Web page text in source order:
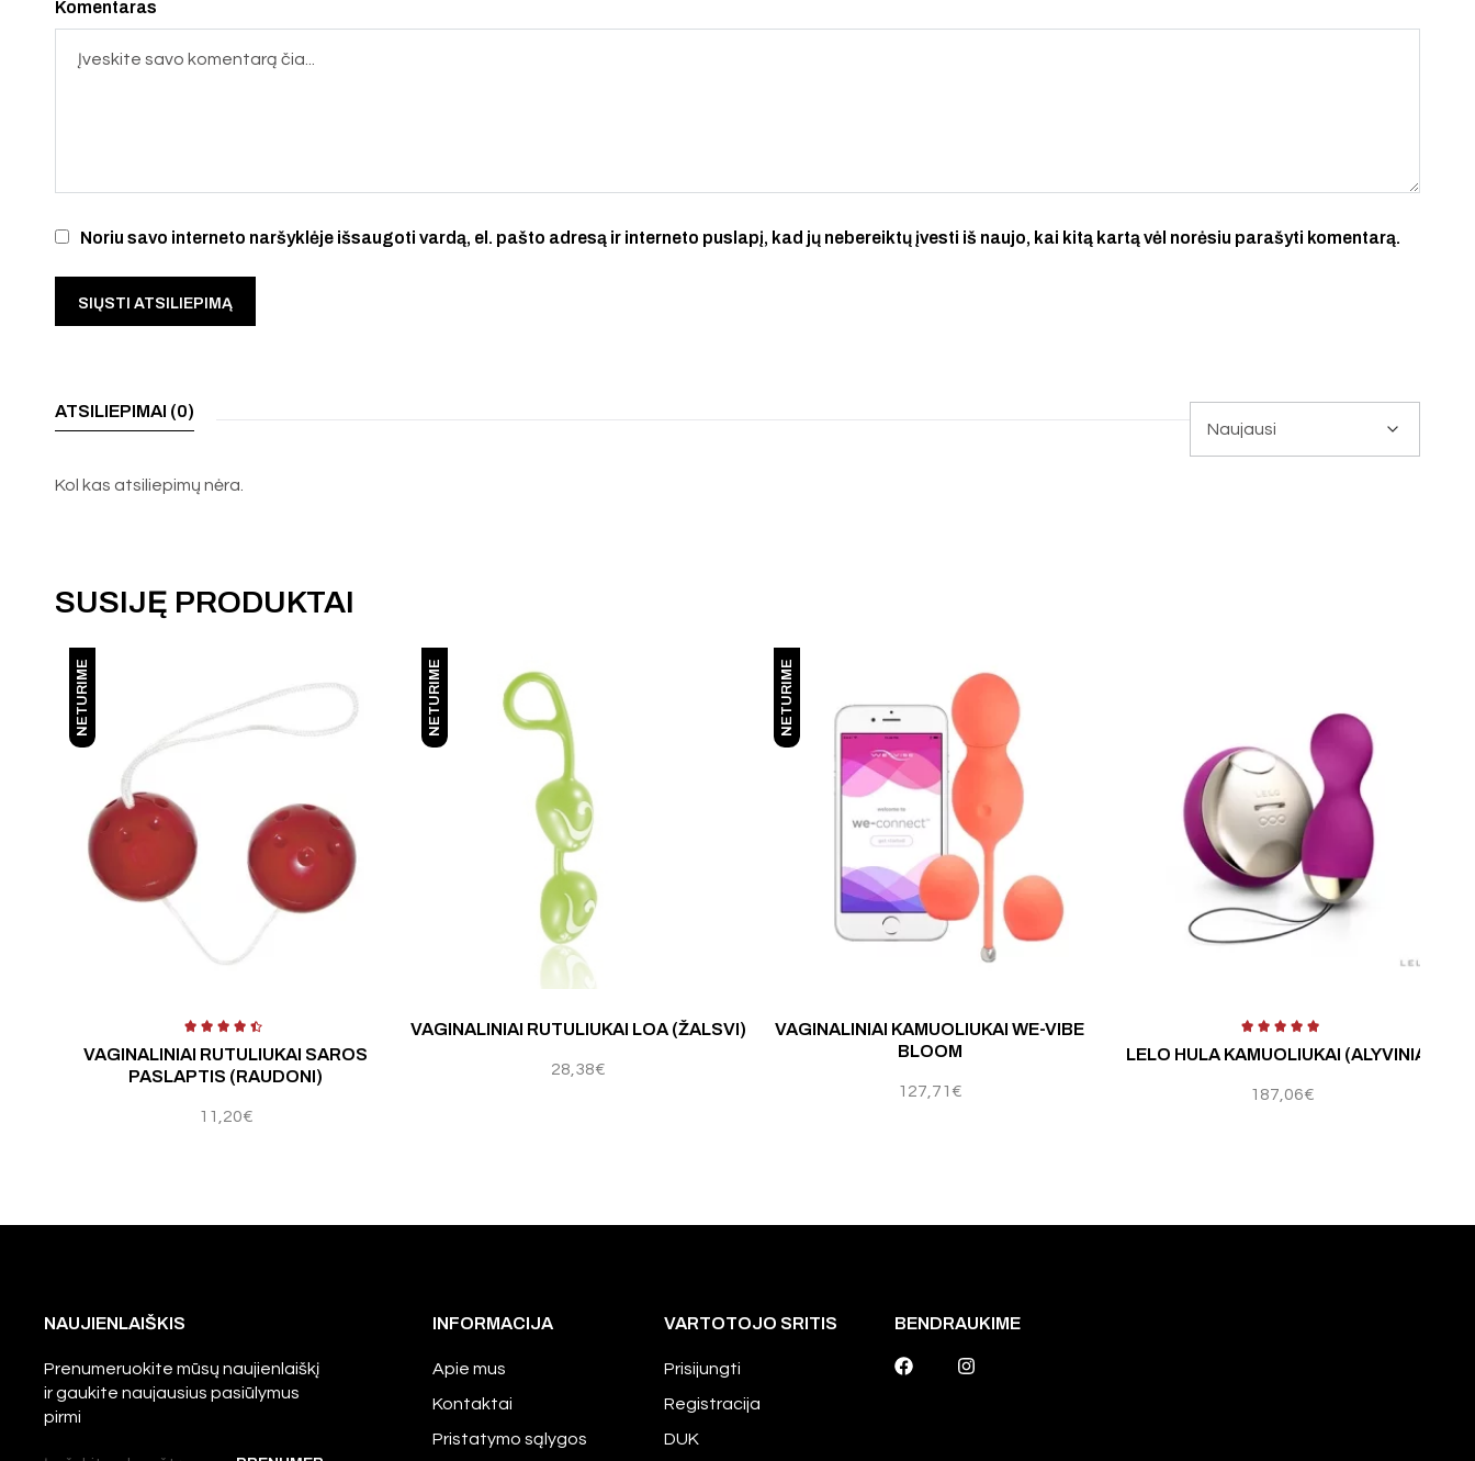
Noriu savo interneto naršyklėje išsaugoti vardą, el. pašto adresą ir interneto puslapį, kad jų nebereiktų įvesti iš naujo, kai kitą kartą vėl norėsiu parašyti komentarą.
Komentaras
ATSILIEPIMAI (0)
Kol kas atsiliepimų nėra.
SUSIJĘ PRODUKTAI
NETURIME
VAGINALINIAI RUTULIUKAI SAROS
PASLAPTIS (RAUDONI)
11,20€
NETURIME
VAGINALINIAI RUTULIUKAI LOA (ŽALSVI)
28,38€
NETURIME
VAGINALINIAI KAMUOLIUKAI WE-VIBE
BLOOM
127,71 €
LELO HULA KAMUOLIUKAI (ALYVINIAI)
187,06€
Įvertinimas: 4.75iš 5
NAUJIENLAIŠKIS
Prenumeruokite mūsų naujienlaiškį
ir gaukite naujausius pasiūlymus
pirmi
INFORMACIJA
Apie mus
Kontaktai
Pristatymo sąlygos
VARTOTOJO SRITIS
Prisijungti
Registracija
DUK
BENDRAUKIME